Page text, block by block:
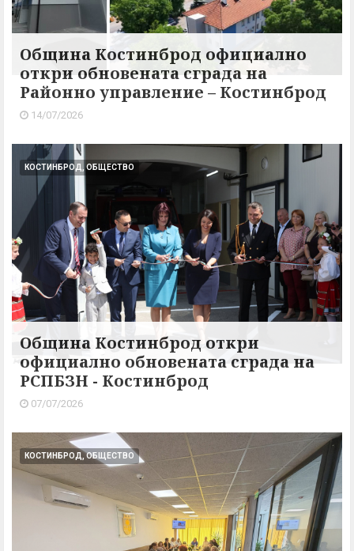
Община Костинброд официално
откри обновената сграда на
Районно управление – Костинброд
14/07/2026
КОСТИНБРОД, ОБЩЕСТВО
Община Костинброд откри
официално обновената сграда на
РСПБЗН - Костинброд
07/07/2026
КОСТИНБРОД, ОБЩЕСТВО